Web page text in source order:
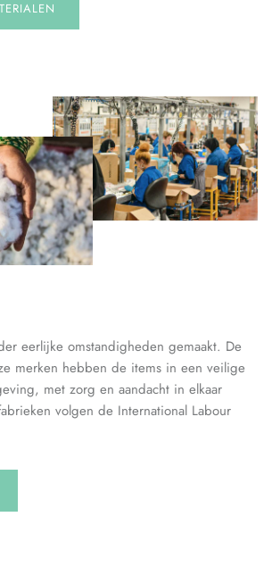
eerlijke omstandigheden gemaakt. De
merken hebben de items in een veilige
met zorg en aandacht in elkaar
volgen de International Labour